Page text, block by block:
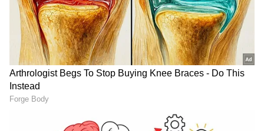
ಸೇರಿಸಿಕೊಳ್ಳಲಾಗಿದೆ.